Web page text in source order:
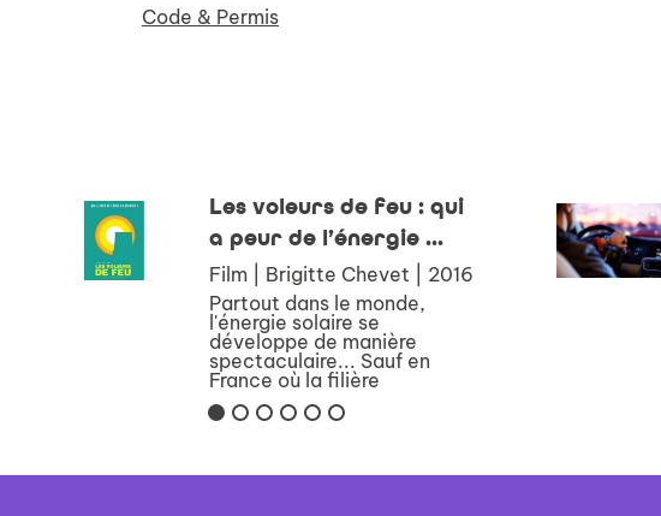
Code & Permis
Les voleurs de feu : qui
a peur de l’énergie ...
Film | Brigitte Chevet | 2016
Partout dans le monde,
l'énergie solaire se
développe de manière
spectaculaire... Sauf en
France où la filière
photovoltaïque a perdu la
moitié de ses emplois depuis
rec...